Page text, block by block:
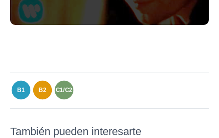
B1 B2 C1/C2
También pueden interesarte